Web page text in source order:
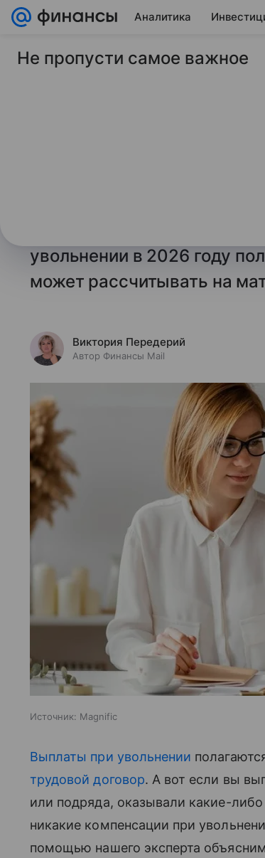
Аналитика
30 марта 2026
Компенсация
году: как не
Остаться без работы
увольнении в 2026 году
может рассчитывать на
Виктория Передерий
Автор Финансы Mail
Источник: Magnific
Выплаты при увольнении
трудовой договор. А вот если вы
или подряда, оказывали какие-
никакие компенсации при
помощью нашего эксперта
Не пропусти самое важное